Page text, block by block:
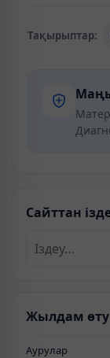
Тақырыптар:
Сайттан
Жылдам өту
Аурулар